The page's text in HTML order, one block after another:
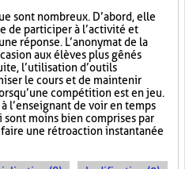
sont nombreux. D’abord, elle
de participer à l’activité et
réponse. L’anonymat de la
aux élèves plus gênés
l’utilisation d’outils
le cours et de maintenir
compétition est en jeu.
l’enseignant de voir en temps
moins bien comprises par
une rétroaction instantanée